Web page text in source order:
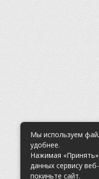
Мы используем
удобнее.
Нажимая
данных сервису
покиньте сайт.